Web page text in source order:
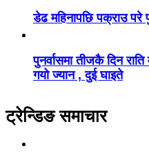
डेढ महिनापछि पक्राउ परे
पुनर्वासमा तीजकै दिन
गयो ज्यान , दुई घाइते
ट्रेन्डिङ समाचार